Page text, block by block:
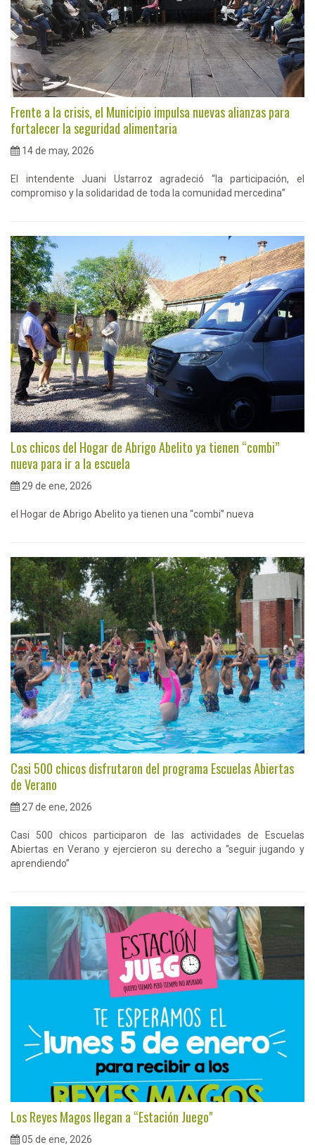
Frente a la crisis, el Municipio impulsa nuevas alianzas para
fortalecer la seguridad alimentaria
14 de may, 2026
El intendente Juani Ustarroz agradeció “la participación, el
compromiso y la solidaridad de toda la comunidad mercedina”
Los chicos del Hogar de Abrigo Abelito ya tienen “combi”
nueva para ir a la escuela
29 de ene, 2026
el Hogar de Abrigo Abelito ya tienen una “combi” nueva
Casi 500 chicos disfrutaron del programa Escuelas Abiertas
de Verano
27 de ene, 2026
Casi 500 chicos participaron de las actividades de Escuelas
Abiertas en Verano y ejercieron su derecho a “seguir jugando y
aprendiendo”
Los Reyes Magos llegan a “Estación Juego"
05 de ene, 2026